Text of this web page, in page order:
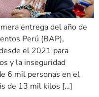
entrega del año de
Perú (BAP),
el 2021 para
y la inseguridad
6 mil personas en el
de 13 mil kilos […]